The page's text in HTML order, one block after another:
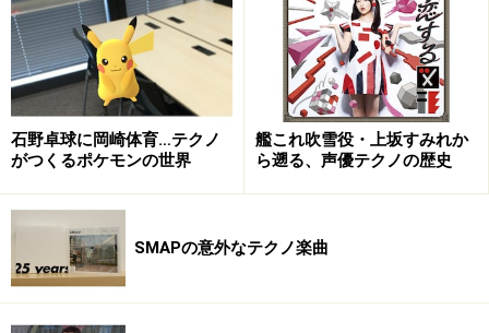
05. wasurenaide
06. aurora
07. catch
08. still life
09. tweaker
10. 1301
11. opym
【鈴木】僕はかなり当時のテクノポップに影響を受けた
石野卓球に岡崎体育…テクノ
がつくるポケモンの世界
艦これ吹雪役・上坂すみれか
ら遡る、声優テクノの歴史
SMAPの意外なテクノ楽曲